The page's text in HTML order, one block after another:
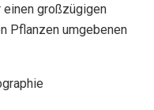
einen großzügigen
Pflanzen umgebenen